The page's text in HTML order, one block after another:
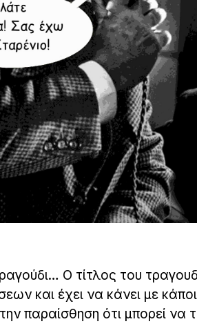
Ο τίτλος του
και έχει να κάνει με
παραίσθηση ότι μπορεί να